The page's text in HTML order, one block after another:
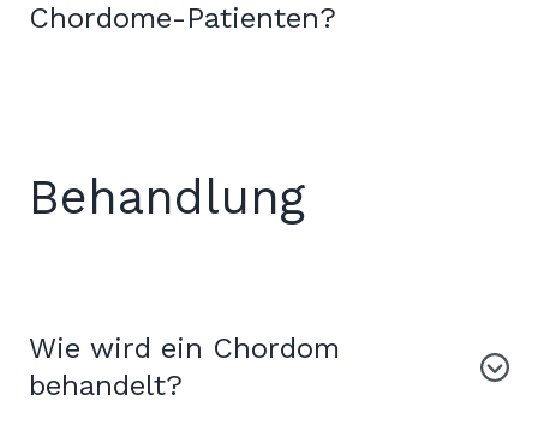
Chordome-Patienten?
Behandlung
Wie wird ein Chordom
behandelt?